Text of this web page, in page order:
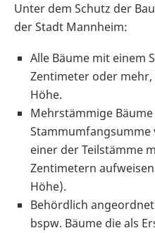
Unter dem Schutz der
der Stadt Mannheim:
Alle Bäume mit einem
Zentimeter oder
Höhe.
Mehrstämmige
Stammumfangsumme
einer der Teilstämme
Zentimetern
Höhe).
Behördlich
bspw. Bäume die als